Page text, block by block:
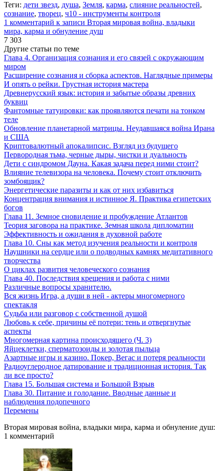
Теги: дети звезд, душа, Земля, карма, слияние реальностей,
сознание, творец, ч10 - инструменты контроля
1 комментарий к записи Вторая мировая война, владыки
мира, карма и обнуление душ
7 303
Другие статьи по теме
Глава 4. Организация сознания и его связей с окружающим
миром
Расширение сознания и сборка аспектов. Наглядные примеры
И опять о рейки. Грустная история мастера
Древнерусский язык: история и забытые образы древних
буквиц
Фантомные татуировки: как проявляются печати на тонком
теле
Обновление планетарной матрицы. Неудавшаяся война Ирана
и США
Криптовалютный апокалипсис. Взгляд из будущего
Первородная тьма, черные дыры, чистки и дуальность
Дети с синдромом Дауна. Какая задача перед ними стоит?
Влияние телевизора на человека. Почему стоит отключить
зомбоящик?
Энергетические паразиты и как от них избавиться
Концентрация внимания и истинное Я. Практика египетских
богов
Глава 11. Земное сновидение и пробуждение Атлантов
Теория заговора на практике. Земная школа дипломатии
Эффективность и ожидания в духовной работе
Глава 10. Сны как метод изучения реальности и контроля
Наушники на сердце или о подводных камнях медитативного
творчества
О циклах развития человеческого сознания
Глава 40. Последствия крещения и работа с ними
Различные вопросы хранителю.
Вся жизнь Игра, а души в ней - актеры многомерного
спектакля
Судьба или разговор с собственной душой
Любовь к себе, причины её потери: тень и отвергнутые
аспекты
Многомерная картина происходящего (Ч. 3)
Яйцеклетки, сперматозоиды и золотая пыльца
Азартные игры и казино. Покер, Вегас и потеря реальности
Радиоуглеродное датирование и традиционная история. Так
ли все просто?
Глава 15. Большая система и Большой Взрыв
Глава 30. Питание и голодание. Вводные данные и
наблюдения подопечного
Перемены
Вторая мировая война, владыки мира, карма и обнуление душ:
1 комментарий